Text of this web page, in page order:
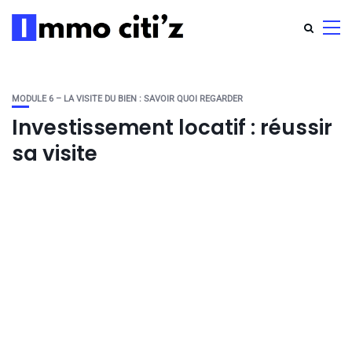
MODULE 6 – LA VISITE DU BIEN : SAVOIR QUOI REGARDER
Investissement locatif : réussir
sa visite